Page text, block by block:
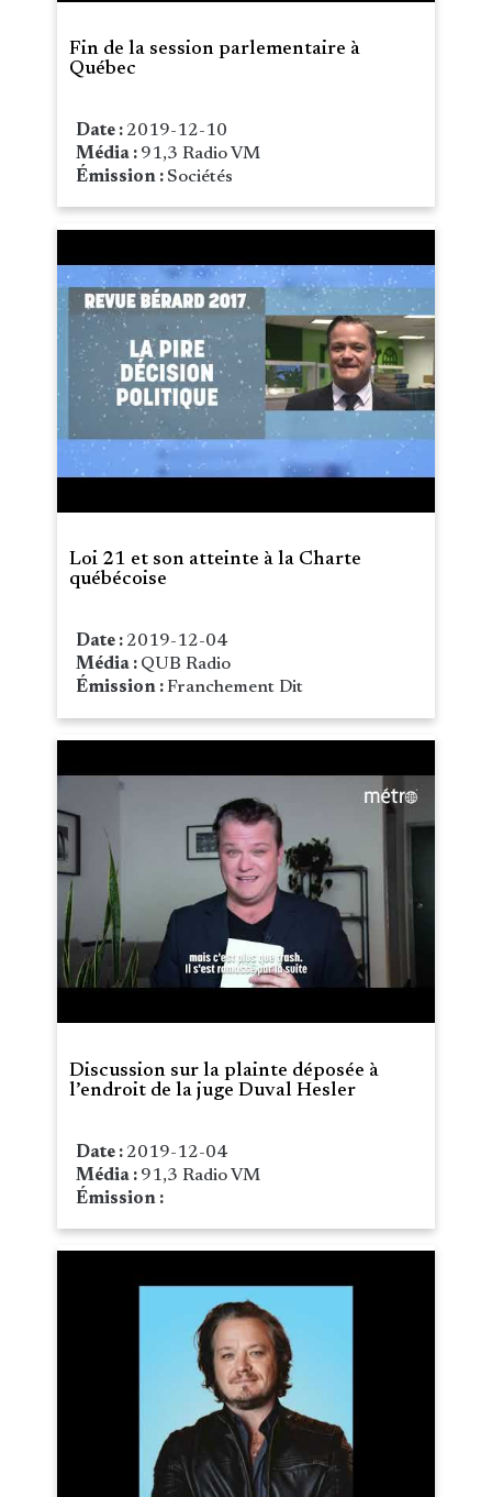
Fin de la session parlementaire à
Québec
Date : 2019-12-10
Média : 91,3 Radio VM
Émission : Sociétés
Loi 21 et son atteinte à la Charte
québécoise
Date : 2019-12-04
Média : QUB Radio
Émission :Franchement Dit
Discussion sur la plainte déposée à
l’endroit de la juge Duval Hesler
Date : 2019-12-04
Média : 91,3 Radio VM
Émission :